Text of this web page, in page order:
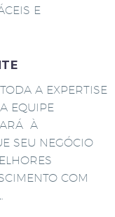
E
A EXPERTISE
EQUIPE
À
SEU NEGÓCIO
COM